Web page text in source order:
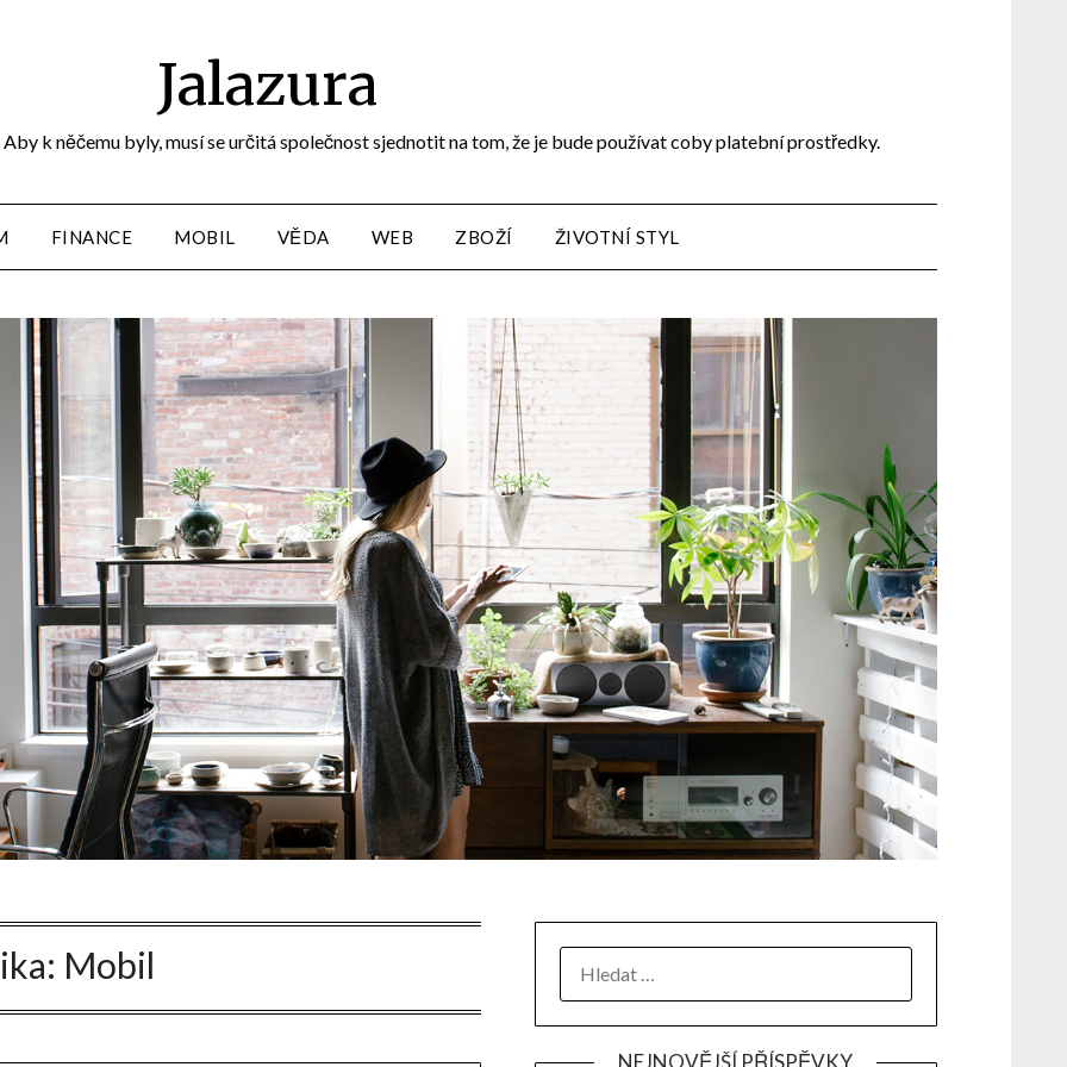
Jalazura
k něčemu byly, musí se určitá společnost sjednotit na tom, že je bude používat coby platební prostředky.
FINANCE MOBIL VĚDA WEB ZBOŽÍ ŽIVOTNÍ STYL
Mobil
NEJNOVĚJŠÍ PŘÍSPĚVKY